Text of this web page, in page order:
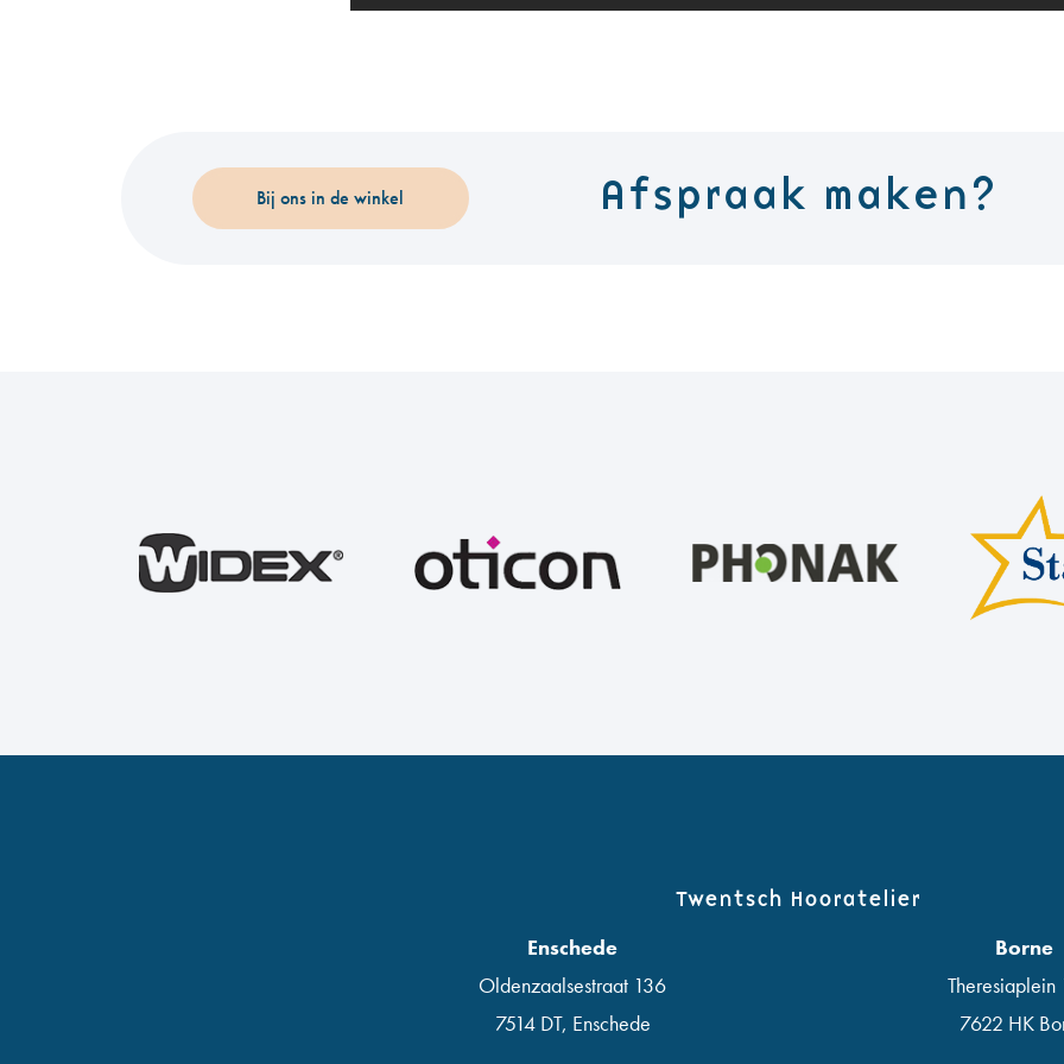
Bij ons in de winkel Afspraak maken?
Twentsch Hooratelier
Enschede
Oldenzaalsestraat 136
7514 DT, Enschede
Borne
Theresiaplein
7622 HK